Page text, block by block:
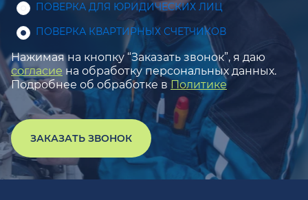
ПОВЕРКА ДЛЯ ЮРИДИЧЕСКИХ ЛИЦ
ПОВЕРКА КВАРТИРНЫХ СЧЕТЧИКОВ
Нажимая на кнопку “Заказать звонок”, я даю
согласие на обработку персональных данных.
Подробнее об обработке в Политике
ЗАКАЗАТЬ ЗВОНОК